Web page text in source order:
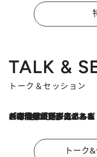
TALK &
トーク＆セッション
2026.8.3
「今後値上げがあるとすれば…」「リスクがあるのは今年の冬」エネルギー専門家が語る、ホルムズ海峡封鎖が家庭にもたらす“ある心配”
トーク